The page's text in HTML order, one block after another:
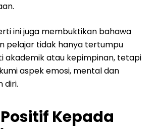
ini juga membuktikan bahawa
pelajar tidak hanya tertumpu
akademik atau kepimpinan, tetapi
aspek emosi, mental dan
diri.
Kepada